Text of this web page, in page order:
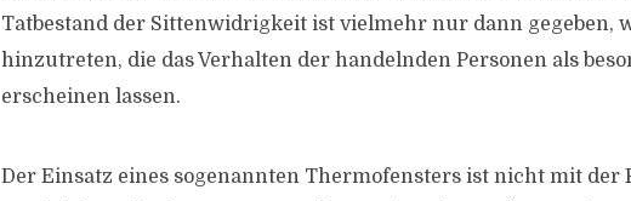
Tatbestand der Sittenwidrigkeit ist vielmehr nur dann gegeben,
hinzutreten, die das Verhalten der handelnden Personen als
erscheinen lassen.
Der Einsatz eines sogenannten Thermofensters ist nicht mit der